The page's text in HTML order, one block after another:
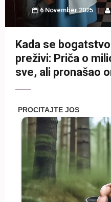
6 November 2025
Kada se
preživi: Priča o
sve, ali pronašao